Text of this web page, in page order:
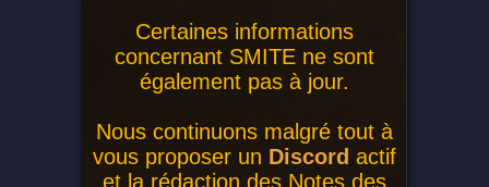
Certaines informations
concernant SMITE ne sont
également pas à jour.
Nous continuons malgré tout à
vous proposer un Discord actif
et la rédaction des Notes des